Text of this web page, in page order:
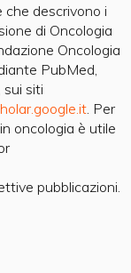
che descrivono i
di Oncologia
Oncologia
PubMed,
sui siti
. Per
oncologia è utile
pubblicazioni.